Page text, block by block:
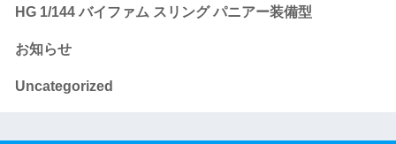
HG 1/144 バイファム スリング パニアー装備型
お知らせ
Uncategorized